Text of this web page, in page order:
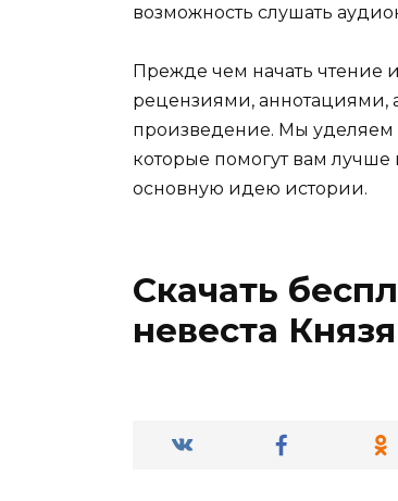
возможность слушать
Прежде чем начать чтение
рецензиями, аннотациями,
произведение. Мы уделяем
которые помогут вам лучше
основную идею истории.
Скачать
невеста